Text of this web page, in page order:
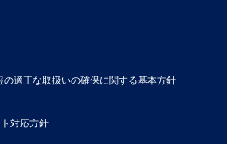
適正な取扱いの確保に関する基本方針
対応方針